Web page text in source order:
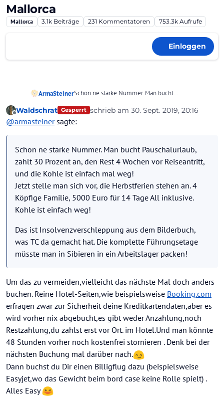
Mallorca
Mallorca 3.1k Beiträge 231 Kommentatoren 753.3k Aufrufe
Einloggen
ArmaSteinerSchon ne starke Nummer. Man bucht
Wochen vor Reiseantritt, und die Kohle ist einfach
mal weg!
inklusive. Kohle ist einfach weg!
Das ist Insolvenzverschleppung aus dem
Bilderbuch, was TC da gemacht hat. Die komplette
Offline
Waldschrat Gesperrt schrieb am 30. Sept. 2019, 20:16
zuletzt editiert von Waldschrat
@armasteinersagte:
Schon ne starke Nummer. Man bucht Pauschalurlaub,
zahlt 30 Prozent an, den Rest 4 Wochen vor Reiseantritt,
und die Kohle ist einfach mal weg!
Jetzt stelle man sich vor, die Herbstferien stehen an. 4
Köpfige Familie, 5000 Euro für 14 Tage All inklusive.
Kohle ist einfach weg!
Das ist Insolvenzverschleppung aus dem Bilderbuch,
was TC da gemacht hat. Die komplette Führungsetage
müsste man in Sibieren in ein Arbeitslager packen!
Um das zu vermeiden,vielleicht das nächste Mal doch anders
buchen. Reine Hotel-Seiten,wie beispielsweise Booking.com
erfragen zwar zur Sicherheit deine Kreditkartendaten,aber es
wird vorher nix abgebucht,es gibt weder Anzahlung,noch
Restzahlung,du zahlst erst vor Ort. im Hotel.Und man könnte
48 Stunden vorher noch kostenfrei stornieren . Denk bei der
nächsten Buchung mal darüber nach.
Dann buchst du Dir einen Billigflug dazu (beispielsweise
Easyjet,wo das Gewicht beim bord case keine Rolle spielt) .
Alles Easy